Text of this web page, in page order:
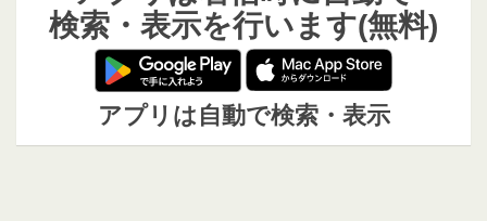
検索・表示を行います(無料)
アプリは自動で検索・表示